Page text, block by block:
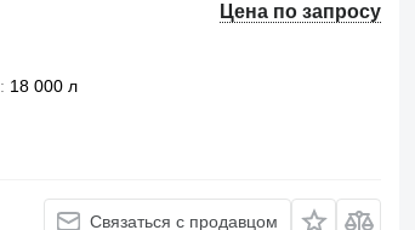
Цена по запросу
18 000 л
Связаться с продавцом